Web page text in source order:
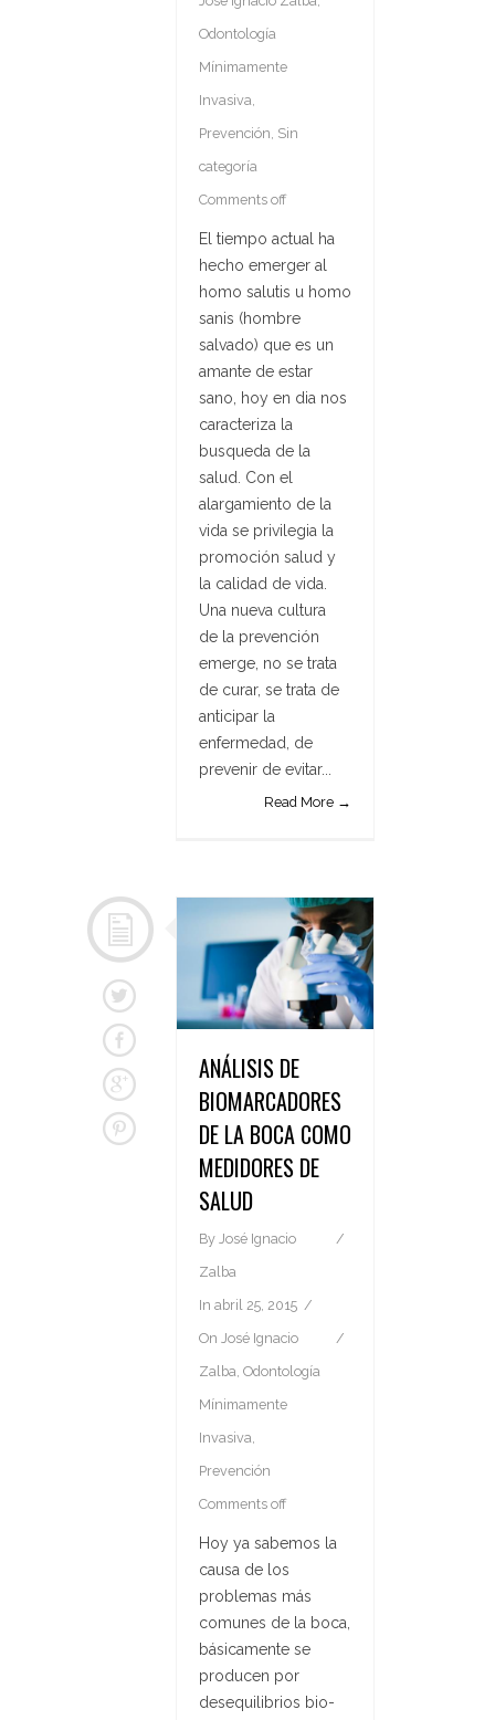
Odontología
Mínimamente
Invasiva,
Prevención, Sin
categoría
Comments off
El tiempo actual ha
hecho emerger al
homo salutis u homo
sanis (hombre
salvado) que es un
amante de estar
sano, hoy en dia nos
caracteriza la
busqueda de la
salud. Con el
alargamiento de la
vida se privilegia la
promoción salud y
la calidad de vida.
Una nueva cultura
de la prevención
emerge, no se trata
de curar, se trata de
anticipar la
enfermedad, de
prevenir de evitar...
Read More →
ANÁLISIS DE
BIOMARCADORES
DE LA BOCA COMO
MEDIDORES DE
SALUD
By José Ignacio
Zalba
In abril 25, 2015
On José Ignacio
Zalba, Odontología
Mínimamente
Invasiva,
Prevención
Comments off
Hoy ya sabemos la
causa de los
problemas más
comunes de la boca,
básicamente se
producen por
desequilibrios bio-